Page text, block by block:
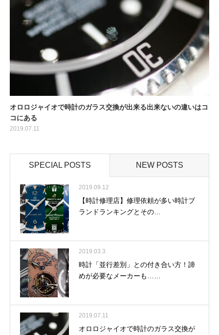
オロロジャイオで時計のガラス交換が出来る出来ないの違いはコ
コにある
2019.07.11
SPECIAL POSTS NEW POSTS
2019.09.12
【時計修理店】修理依頼が多い時計ブ
ランドランキングとその…
2019.03.3
時計「並行差別」との付き合い方！諦
めが必要なメーカーも……
2019.07.11
オロロジャイオで時計のガラス交換が